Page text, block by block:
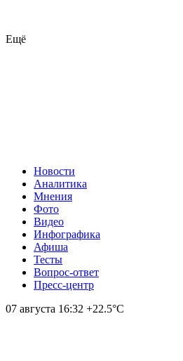
Ещё
Новости
Аналитика
Мнения
Фото
Видео
Инфографика
Афиша
Тесты
Вопрос-ответ
Пресс-центр
07 августа 16:32 +22.5°С